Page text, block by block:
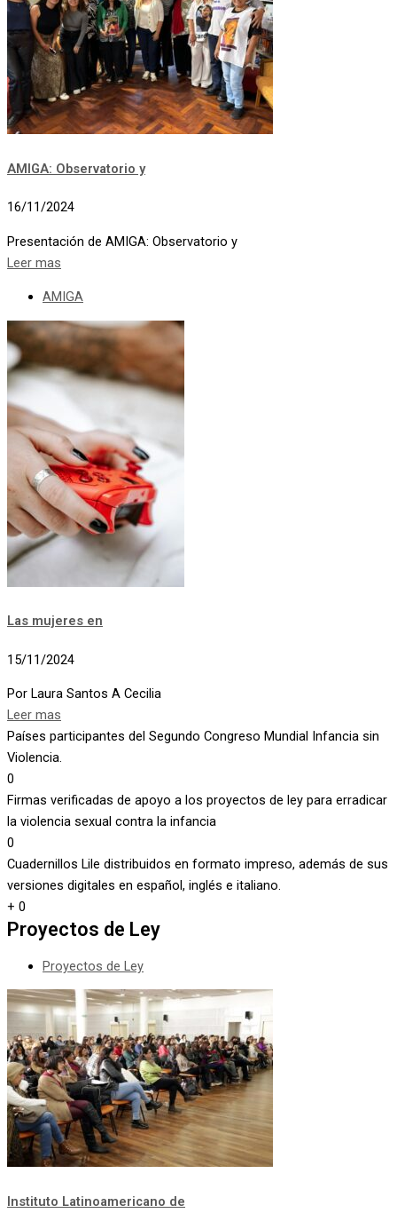
AMIGA: Observatorio y
16/11/2024
Presentación de AMIGA: Observatorio y
Leer mas
AMIGA
Las mujeres en
15/11/2024
Por Laura Santos A Cecilia
Leer mas
Países participantes del Segundo Congreso Mundial Infancia sin
Violencia.
0
Firmas verificadas de apoyo a los proyectos de ley para erradicar
la violencia sexual contra la infancia
0
Cuadernillos Lile distribuidos en formato impreso, además de sus
versiones digitales en español, inglés e italiano.
+ 0
Proyectos de Ley
Proyectos de Ley
Instituto Latinoamericano de